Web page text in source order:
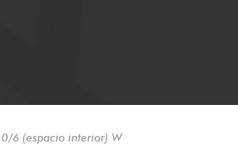
6 (espacio interior) W